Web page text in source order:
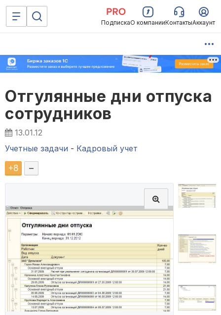
ПодпискаО компанииКонтактыАккаунт
Отгулянные дни отпуска
сотрудников
13.01.12
Учетные задачи - Кадровый учет
+8 –